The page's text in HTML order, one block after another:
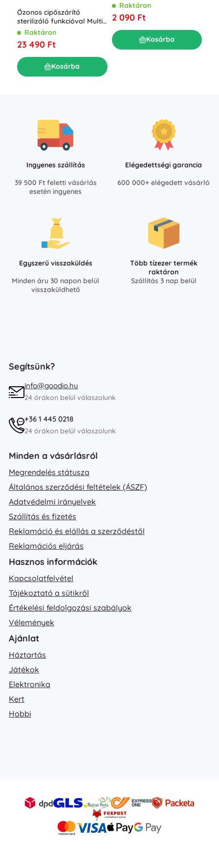
Ózonos cipőszárító
sterilizáló funkcióval Multi
Dryer Ozone Pro
Raktáron
23 490 Ft
Kosárba
Raktáron
2 090 Ft
Kosárba
Ingyenes szállítás
39 500 Ft feletti vásárlás
esetén ingyenes
Elégedettségi garancia
600 000+ elégedett vásárló
Egyszerű visszaküldés
Minden áru 30 napon belül
visszaküldhető
Több tízezer termék
raktáron
Szállítás 3 nap belül
Segítsünk?
info@goodio.hu
24 órákon belül válaszolunk
+36 1 445 0218
24 órákon belül válaszolunk
Minden a vásárlásról
Megrendelés státusza
Általános szerződési feltételek (ÁSZF)
Adatvédelmi irányelvek
Szállítás és fizetés
Reklamáció és elállás a szerződéstől
Reklamációs eljárás
Hasznos információk
Kapcsolatfelvétel
Tájékoztató a sütikről
Értékelési feldolgozási szabályok
Vélemények
Ajánlat
Háztartás
Játékok
Elektronika
Kert
Hobbi